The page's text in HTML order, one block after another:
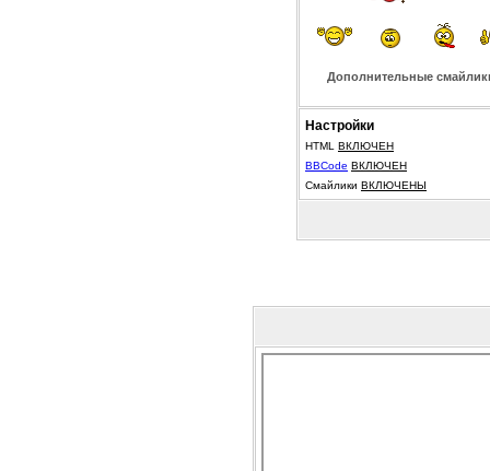
Дополнительные
Настройки
HTML ВКЛЮЧЕН
BBCode ВКЛЮЧЕН
Смайлики ВКЛЮЧЕНЫ